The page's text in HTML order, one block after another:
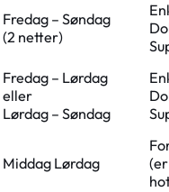
Fredag – Søndag
(2 netter)
Fredag – Lørdag
eller
Lørdag – Søndag
Middag Lørdag